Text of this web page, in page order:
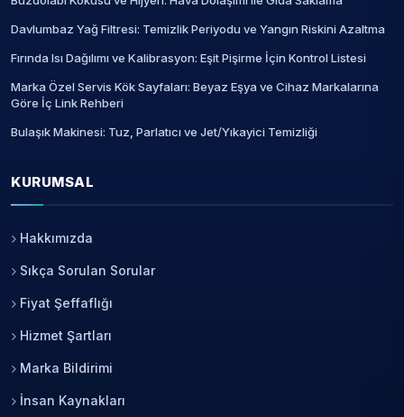
Davlumbaz Yağ Filtresi: Temizlik Periyodu ve Yangın Riskini Azaltma
Fırında Isı Dağılımı ve Kalibrasyon: Eşit Pişirme İçin Kontrol Listesi
Marka Özel Servis Kök Sayfaları: Beyaz Eşya ve Cihaz Markalarına
Göre İç Link Rehberi
Bulaşık Makinesi: Tuz, Parlatıcı ve Jet/Yıkayici Temizliği
KURUMSAL
Hakkımızda
Sıkça Sorulan Sorular
Fiyat Şeffaflığı
Hizmet Şartları
Marka Bildirimi
İnsan Kaynakları